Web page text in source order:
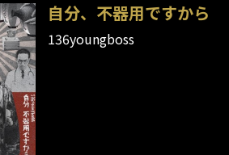
自分、不器用ですから
136youngboss